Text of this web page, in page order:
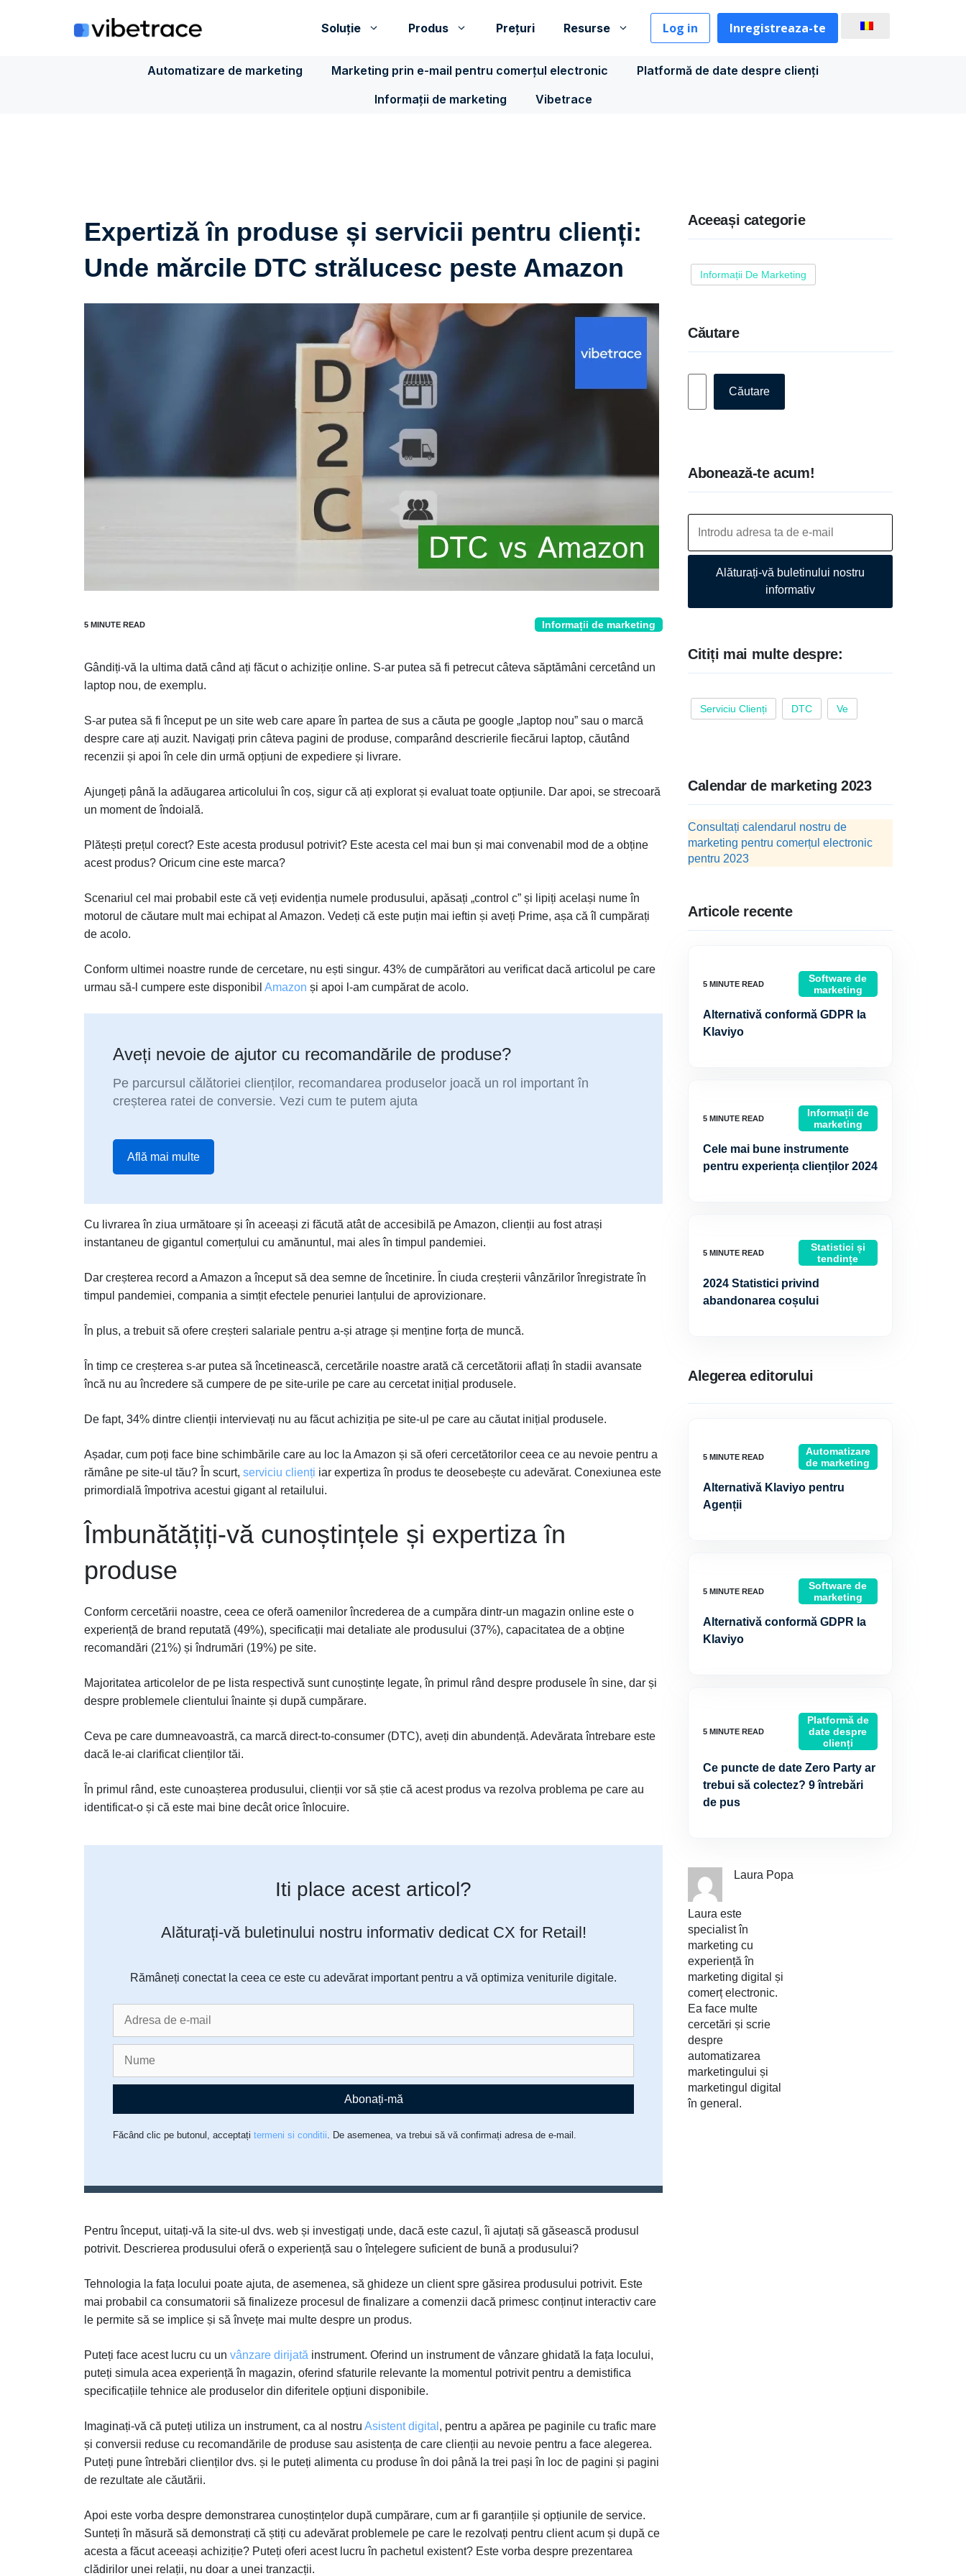
Soluţie Produs Prețuri Resurse Log in Inregistreaza-te
Automatizare de marketing Marketing prin e-mail pentru comerțul electronic
Platformă de date despre clienți
Informații de marketing
Vibetrace
Expertiză în produse și servicii pentru clienți:
Unde mărcile DTC strălucesc peste Amazon
Informații de marketing
Gândiți-vă la ultima dată când ați făcut o achiziție online. S-ar putea să fi petrecut câteva săptămâni cercetând un
laptop nou, de exemplu.
S-ar putea să fi început pe un site web care apare în partea de sus a căuta pe google „laptop nou” sau o marcă
despre care ați auzit. Navigați prin câteva pagini de produse, comparând descrierile fiecărui laptop, căutând
recenzii și apoi în cele din urmă opțiuni de expediere și livrare.
Ajungeți până la adăugarea articolului în coș, sigur că ați explorat și evaluat toate opțiunile. Dar apoi, se strecoară
un moment de îndoială.
Plătești prețul corect? Este acesta produsul potrivit? Este acesta cel mai bun și mai convenabil mod de a obține
acest produs? Oricum cine este marca?
Scenariul cel mai probabil este că veți evidenția numele produsului, apăsați „control c” și lipiți același nume în
motorul de căutare mult mai echipat al Amazon. Vedeți că este puțin mai ieftin și aveți Prime, așa că îl cumpărați
de acolo.
Conform ultimei noastre runde de cercetare, nu ești singur. 43% de cumpărători au verificat dacă articolul pe care
urmau să-l cumpere este disponibil Amazon și apoi l-am cumpărat de acolo.
Aveți nevoie de ajutor cu recomandările de produse?
Pe parcursul călătoriei clienților, recomandarea produselor joacă un rol important în
creșterea ratei de conversie. Vezi cum te putem ajuta
Află mai multe
Cu livrarea în ziua următoare și în aceeași zi făcută atât de accesibilă pe Amazon, clienții au fost atrași
instantaneu de gigantul comerțului cu amănuntul, mai ales în timpul pandemiei.
Dar creșterea record a Amazon a început să dea semne de încetinire. În ciuda creșterii vânzărilor înregistrate în
timpul pandemiei, compania a simțit efectele penuriei lanțului de aprovizionare.
În plus, a trebuit să ofere creșteri salariale pentru a-și atrage și menține forța de muncă.
În timp ce creșterea s-ar putea să încetinească, cercetările noastre arată că cercetătorii aflați în stadii avansate
încă nu au încredere să cumpere de pe site-urile pe care au cercetat inițial produsele.
De fapt, 34% dintre clienții intervievați nu au făcut achiziția pe site-ul pe care au căutat inițial produsele.
Așadar, cum poți face bine schimbările care au loc la Amazon și să oferi cercetătorilor ceea ce au nevoie pentru a
rămâne pe site-ul tău? În scurt, serviciu clienți iar expertiza în produs te deosebește cu adevărat. Conexiunea este
primordială împotriva acestui gigant al retailului.
Îmbunătățiți-vă cunoștințele și expertiza în
produse
Conform cercetării noastre, ceea ce oferă oamenilor încrederea de a cumpăra dintr-un magazin online este o
experiență de brand reputată (49%), specificații mai detaliate ale produsului (37%), capacitatea de a obține
recomandări (21%) și îndrumări (19%) pe site.
Majoritatea articolelor de pe lista respectivă sunt cunoștințe legate, în primul rând despre produsele în sine, dar și
despre problemele clientului înainte și după cumpărare.
Ceva pe care dumneavoastră, ca marcă direct-to-consumer (DTC), aveți din abundență. Adevărata întrebare este
dacă le-ai clarificat clienților tăi.
În primul rând, este cunoașterea produsului, clienții vor să știe că acest produs va rezolva problema pe care au
identificat-o și că este mai bine decât orice înlocuire.
Iti place acest articol?
Alăturați-vă buletinului nostru informativ dedicat CX for Retail!
Rămâneți conectat la ceea ce este cu adevărat important pentru a vă optimiza veniturile digitale.
Abonați-mă
Făcând clic pe butonul, acceptațitermeni si conditii . De asemenea, va trebui să vă confirmați adresa de e-mail.
Pentru început, uitați-vă la site-ul dvs. web și investigați unde, dacă este cazul, îi ajutați să găsească produsul
potrivit. Descrierea produsului oferă o experiență sau o înțelegere suficient de bună a produsului?
Tehnologia la fața locului poate ajuta, de asemenea, să ghideze un client spre găsirea produsului potrivit. Este
mai probabil ca consumatorii să finalizeze procesul de finalizare a comenzii dacă primesc conținut interactiv care
le permite să se implice și să învețe mai multe despre un produs.
Puteți face acest lucru cu un vânzare dirijată instrument. Oferind un instrument de vânzare ghidată la fața locului,
puteți simula acea experiență în magazin, oferind sfaturile relevante la momentul potrivit pentru a demistifica
specificațiile tehnice ale produselor din diferitele opțiuni disponibile.
Imaginați-vă că puteți utiliza un instrument, ca al nostru Asistent digital , pentru a apărea pe paginile cu trafic mare
și conversii reduse cu recomandările de produse sau asistența de care clienții au nevoie pentru a face alegerea.
Puteți pune întrebări clienților dvs. și le puteți alimenta cu produse în doi până la trei pași în loc de pagini și pagini
de rezultate ale căutării.
Apoi este vorba despre demonstrarea cunoștințelor după cumpărare, cum ar fi garanțiile și opțiunile de service.
Sunteți în măsură să demonstrați că știți cu adevărat problemele pe care le rezolvați pentru client acum și după ce
acesta a făcut aceeași achiziție? Puteți oferi acest lucru în pachetul existent? Este vorba despre prezentarea
clădirilor unei relații, nu doar a unei tranzacții.
Aceeași categorie
Informații De Marketing
Căutare
Căutare
Abonează-te acum!
Alăturați-vă buletinului nostru
informativ
Citiți mai multe despre:
Serviciu Clienți DTC Ve
Calendar de marketing 2023
Consultați calendarul nostru de
marketing pentru comerțul electronic
pentru 2023
Articole recente
Software de
marketing
Alternativă conformă GDPR la
Klaviyo
Informații de
marketing
Cele mai bune instrumente
pentru experiența clienților 2024
Statistici și
tendințe
2024 Statistici privind
abandonarea coșului
Alegerea editorului
Automatizare
de marketing
Alternativă Klaviyo pentru
Agenții
Software de
marketing
Alternativă conformă GDPR la
Klaviyo
Platformă de
date despre
clienți
Ce puncte de date Zero Party ar
trebui să colectez? 9 întrebări
de pus
Laura Popa
Laura este
specialist în
marketing cu
experiență în
marketing digital și
comerț electronic.
Ea face multe
cercetări și scrie
despre
automatizarea
marketingului și
marketingul digital
în general.